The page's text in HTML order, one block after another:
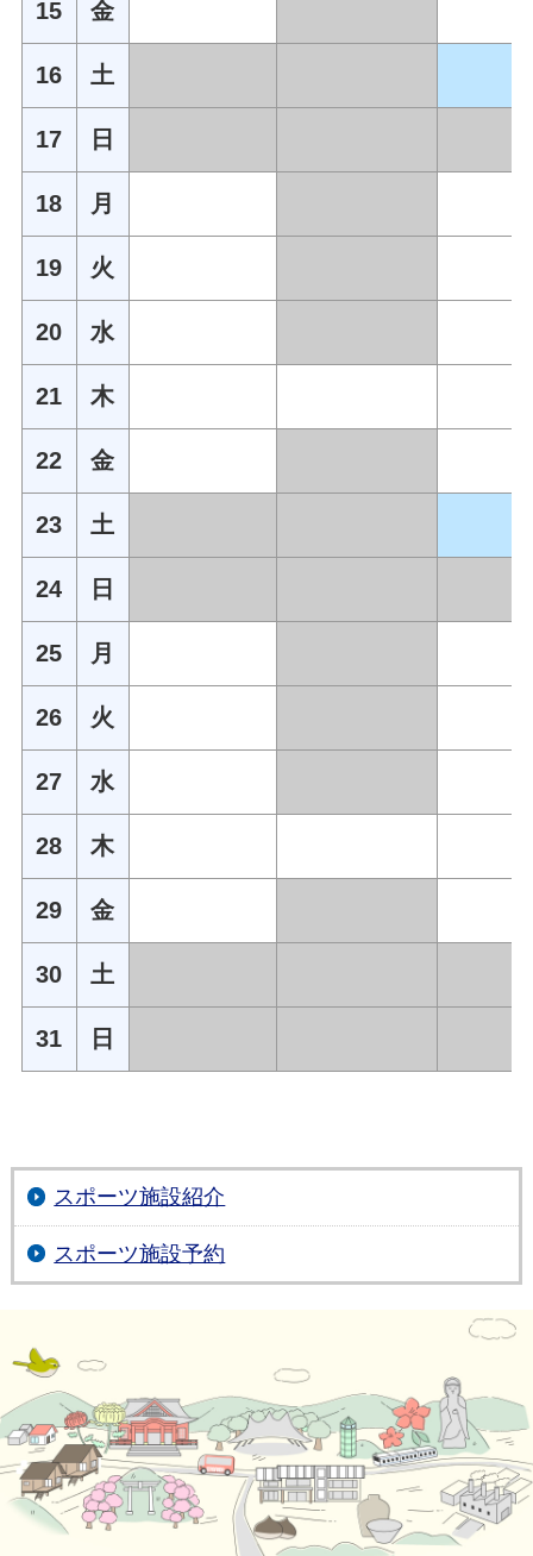
15 金
16 土
17 日
18 月
19 火
20 水
21 木
22 金
23 土
24 日
25 月
26 火
27 水
28 木
29 金
30 土
31 日
スポーツ施設紹介
スポーツ施設予約